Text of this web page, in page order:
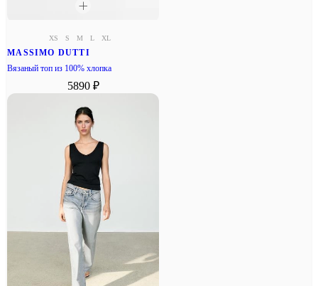
XS S M L XL
MASSIMO DUTTI
Вязаный топ из 100% хлопка
5890 ₽